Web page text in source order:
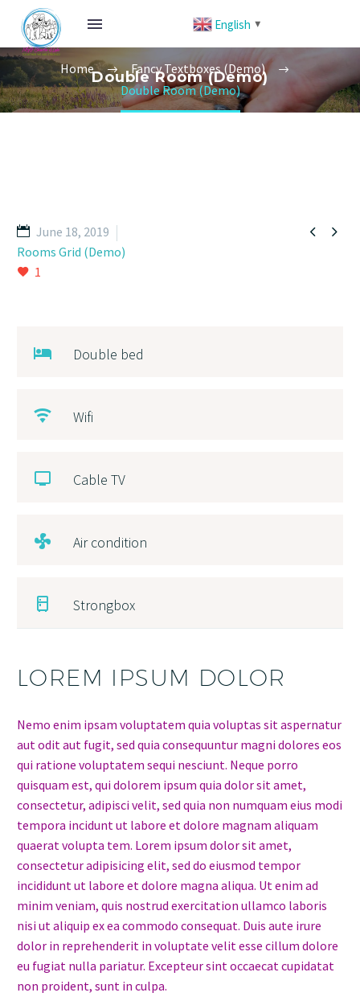
English ▼
Double Room (Demo)
Home
Fancy Textboxes (Demo)
Double Room (Demo)
 
June 18, 2019
Rooms Grid (Demo)
1
Double bed
Wifi
Cable TV
Air condition
Strongbox
LOREM IPSUM DOLOR
Nemo enim ipsam voluptatem quia voluptas sit aspernatur
aut odit aut fugit, sed quia consequuntur magni dolores eos
qui ratione voluptatem sequi nesciunt. Neque porro
quisquam est, qui dolorem ipsum quia dolor sit amet,
consectetur, adipisci velit, sed quia non numquam eius modi
tempora incidunt ut labore et dolore magnam aliquam
quaerat volupta tem. Lorem ipsum dolor sit amet,
consectetur adipisicing elit, sed do eiusmod tempor
incididunt ut labore et dolore magna aliqua. Ut enim ad
minim veniam, quis nostrud exercitation ullamco laboris
nisi ut aliquip ex ea commodo consequat. Duis aute irure
dolor in reprehenderit in voluptate velit esse cillum dolore
eu fugiat nulla pariatur. Excepteur sint occaecat cupidatat
non proident, sunt in culpa.